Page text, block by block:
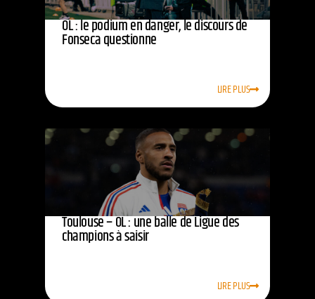
OL : le podium en danger, le discours de
Fonseca questionne
LIRE PLUS
Toulouse – OL : une balle de Ligue des
champions à saisir
LIRE PLUS